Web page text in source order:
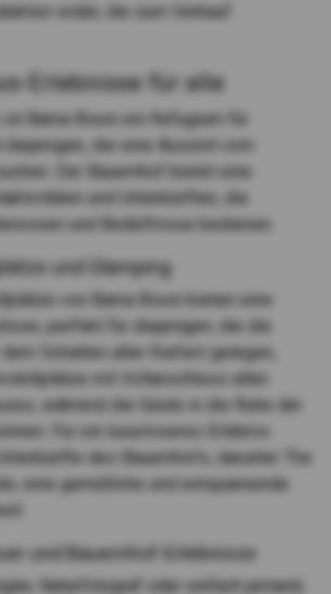
wider, die zum Verkauf
Erlebnisse für alle
Bama Bison ein Refugium für
diejenigen, die eine Auszeit vom
Der Bauernhof bietet eine
und Unterkünften, die
und Bedürfnisse bedienen.
und Glamping
von Bama Bison bieten eine
perfekt für diejenigen, die die
dem Schatten alter Kiefern gelegen,
mit Vollanschluss allen
während die Gäste in die Ruhe der
Für ein luxuriöseres Erlebnis
des Bauernhofs, darunter The
eine gemütliche und entspannende
und Bauernhof-Erlebnisse
Naturfotograf oder einfach jemand,